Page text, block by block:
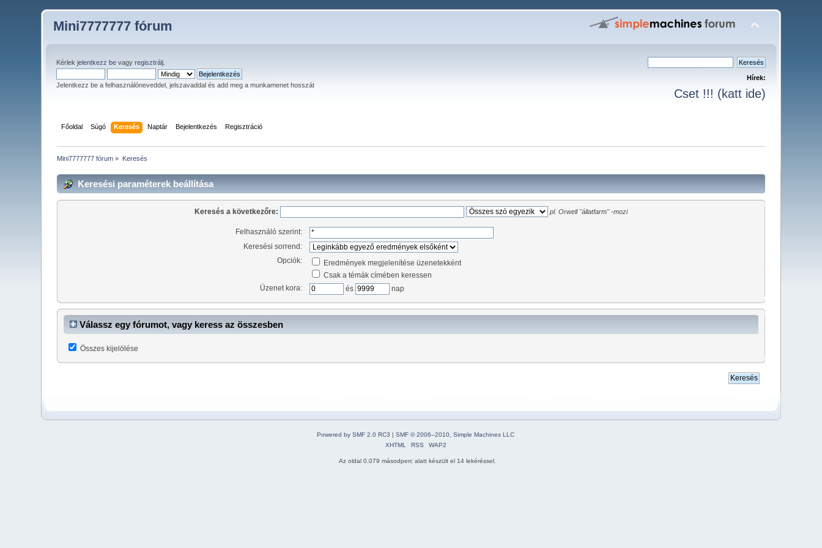
Mini7777777 fórum
Kérlekjelentkezz be vagyregisztrálj
Jelentkezz be a felhasználóneveddel, jelszavaddal és add meg a munkamenet hosszát
Hírek:
Cset !!! (katt ide)
Főoldal Súgó Keresés Naptár Bejelentkezés Regisztráció
Mini7777777 fórum » Keresés
Keresési paraméterek beállítása
Keresés a következőre: pl. Orwell "állatfarm" -mozi
Felhasználó szerint:
Keresési sorrend:
Opciók:
Eredmények megjelenítése üzenetekként
Csak a témák címében keressen
Üzenet kora:
és nap
Válassz egy fórumot, vagy keress az összesben
Összes kijelölése
Powered by SMF 2.0 RC3 | SMF © 2006–2010, Simple Machines LLC
XHTML
RSS WAP2
Az oldal 0.079 másodperc alatt készült el 14 lekéréssel.